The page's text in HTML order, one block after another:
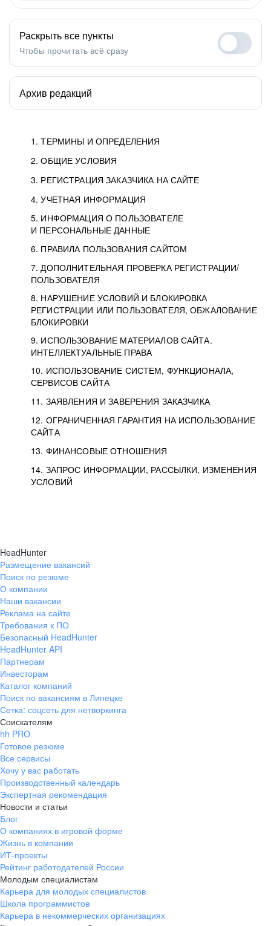
1. ТЕРМИНЫ И ОПРЕДЕЛЕНИЯ
2. ОБЩИЕ УСЛОВИЯ
3. РЕГИСТРАЦИЯ ЗАКАЗЧИКА НА САЙТЕ
4. УЧЕТНАЯ ИНФОРМАЦИЯ
5. ИНФОРМАЦИЯ О ПОЛЬЗОВАТЕЛЕ
И ПЕРСОНАЛЬНЫЕ ДАННЫЕ
6. ПРАВИЛА ПОЛЬЗОВАНИЯ САЙТОМ
7. ДОПОЛНИТЕЛЬНАЯ ПРОВЕРКА РЕГИСТРАЦИИ/
ПОЛЬЗОВАТЕЛЯ
8. НАРУШЕНИЕ УСЛОВИЙ И БЛОКИРОВКА
РЕГИСТРАЦИИ ИЛИ ПОЛЬЗОВАТЕЛЯ, ОБЖАЛОВАНИЕ
БЛОКИРОВКИ
9. ИСПОЛЬЗОВАНИЕ МАТЕРИАЛОВ САЙТА.
ИНТЕЛЛЕКТУАЛЬНЫЕ ПРАВА
10. ИСПОЛЬЗОВАНИЕ СИСТЕМ, ФУНКЦИОНАЛА,
СЕРВИСОВ САЙТА
11. ЗАЯВЛЕНИЯ И ЗАВЕРЕНИЯ ЗАКАЗЧИКА
12. ОГРАНИЧЕННАЯ ГАРАНТИЯ НА ИСПОЛЬЗОВАНИЕ
САЙТА
13. ФИНАНСОВЫЕ ОТНОШЕНИЯ
14. ЗАПРОС ИНФОРМАЦИИ, РАССЫЛКИ, ИЗМЕНЕНИЯ
УСЛОВИЙ
Раскрыть все пункты
Чтобы прочитать всё сразу
Архив редакций
HeadHunter
Размещение вакансий
Поиск по резюме
О компании
Наши вакансии
Реклама на сайте
Требования к ПО
Безопасный HeadHunter
HeadHunter API
Партнерам
Инвесторам
Каталог компаний
Поиск по вакансиям в Липецке
Сетка: соцсеть для нетворкинга
Соискателям
hh PRO
Готовое резюме
Все сервисы
Хочу у вас работать
Производственный календарь
Экспертная рекомендация
Новости и статьи
Блог
О компаниях в игровой форме
Жизнь в компании
ИТ-проекты
Рейтинг работодателей России
Молодым специалистам
Карьера для молодых специалистов
Школа программистов
Карьера в некоммерческих организациях